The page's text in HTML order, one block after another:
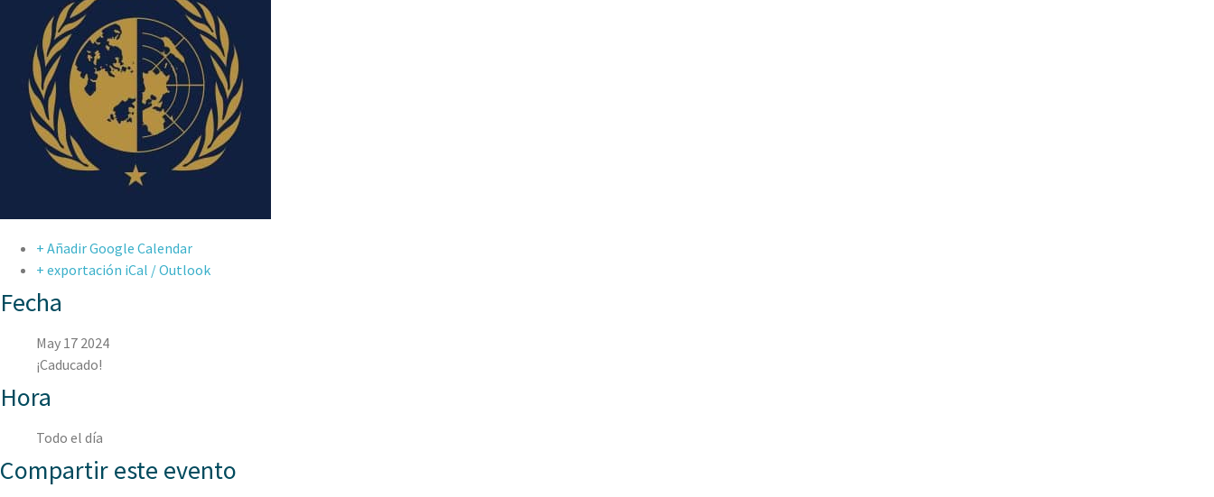
+ Añadir Google Calendar
+ exportación iCal / Outlook
Fecha
May 17 2024
¡Caducado!
Hora
Todo el día
Compartir este evento